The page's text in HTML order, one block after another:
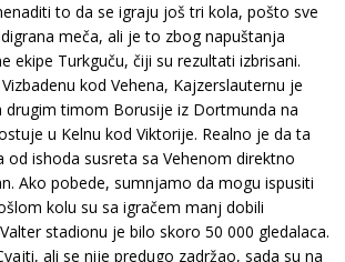
to da se igraju još tri kola, pošto sve
meča, ali je to zbog napuštanja
ekipe Turkguču, čiji su rezultati izbrisani.
kod Vehena, Kajzerslauternu je
drugim timom Borusije iz Dortmunda na
u Kelnu kod Viktorije. Realno je da ta
od ishoda susreta sa Vehenom direktno
Ako pobede, sumnjamo da mogu ispusiti
kolu su sa igračem manj dobili
stadionu je bilo skoro 50 000 gledalaca.
ali se nije predugo zadržao, sada su na